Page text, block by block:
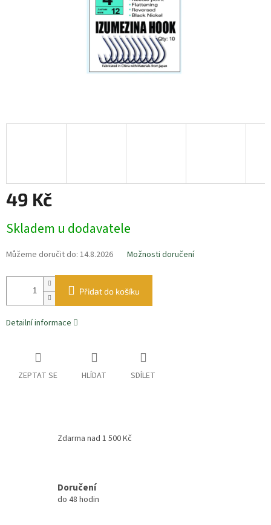
49 Kč
cena:
Skladem u dodavatele
Můžeme doručit do: 14.8.2026 Možnosti doručení
Přidat do košíku
Detailní informace
ZEPTAT SE HLÍDAT SDÍLET
Zdarma nad 1 500 Kč
Doručení
do 48 hodin